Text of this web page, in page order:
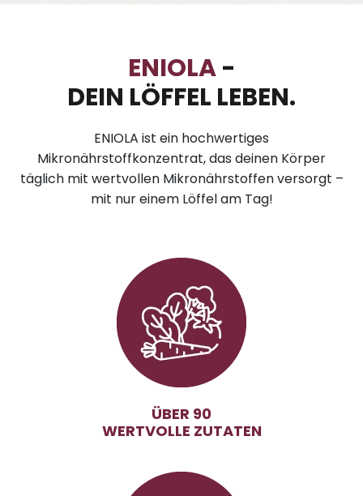
ENIOLA-
DEIN LÖFFEL LEBEN.
ENIOLA ist ein hochwertiges
Mikronährstoffkonzentrat, das deinen Körper
täglich mit wertvollen Mikronährstoffen versorgt –
mit nur einem Löffel am Tag!
ÜBER 90
WERTVOLLE ZUTATEN